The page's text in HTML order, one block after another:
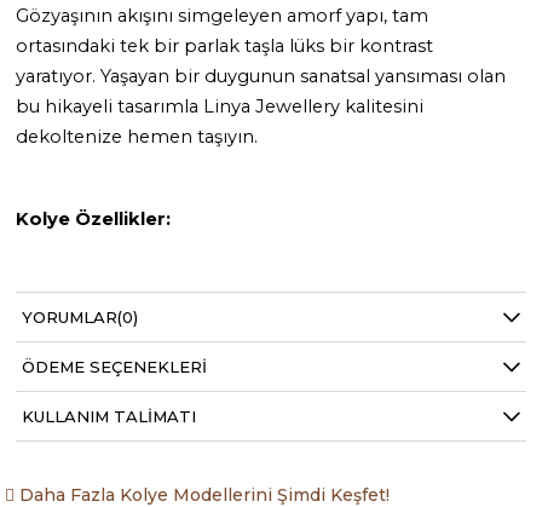
Gözyaşının akışını simgeleyen amorf yapı, tam
ortasındaki tek bir parlak taşla lüks bir kontrast
yaratıyor. Yaşayan bir duygunun sanatsal yansıması olan
bu hikayeli tasarımla Linya Jewellery kalitesini
dekoltenize hemen taşıyın.
Kolye Özellikler:
22K Altın kaplama
Kolye Uzunluğu: 42cm
Kolye Yaklaşık Gramajı:
Zirkon taş kullanılmıştır
YORUMLAR(0)
ÖDEME SEÇENEKLERI
KULLANIM TALIMATI
Daha Fazla Kolye Modellerini Şimdi Keşfet!